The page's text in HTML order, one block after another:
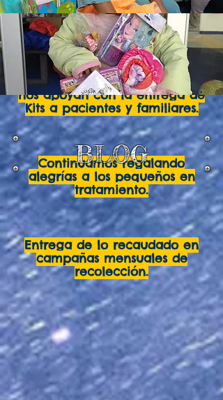
protección para pacientes y
familiares.
Doctores del Hospital Central,
nos apoyan con la entrega de
Kits a pacientes y familiares.
Continuamos regalando
alegrías a los pequeños en
tratamiento.
Entrega de lo recaudado en
campañas mensuales de
recolección.
BLOG